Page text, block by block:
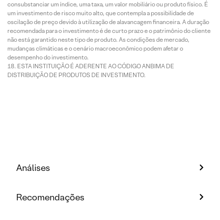
consubstanciar um índice, uma taxa, um valor mobiliário ou produto físico. É
um investimento de risco muito alto, que contempla a possibilidade de
oscilação de preço devido à utilização de alavancagem financeira. A duração
recomendada para o investimento é de curto prazo e o patrimônio do cliente
não está garantido neste tipo de produto. As condições de mercado,
mudanças climáticas e o cenário macroeconômico podem afetar o
desempenho do investimento.
ESTA INSTITUIÇÃO É ADERENTE AO CÓDIGO ANBIMA DE
DISTRIBUIÇÃO DE PRODUTOS DE INVESTIMENTO.
Análises
Recomendações